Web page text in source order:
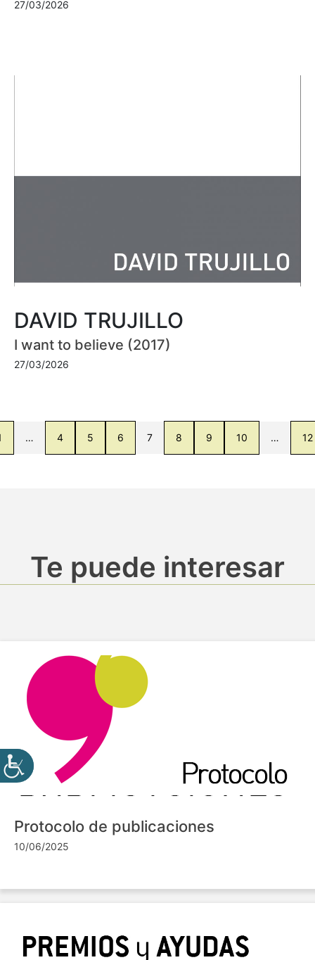
27/03/2026
DAVID TRUJILLO
I want to believe (2017)
27/03/2026
… 4 5 6 7 8 9 10 … 12
Te puede interesar
Protocolo de publicaciones
10/06/2025